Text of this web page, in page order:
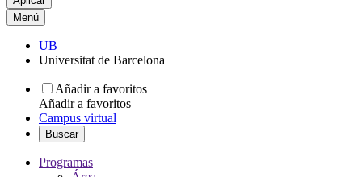
Menú
UB
Universitat de Barcelona
Añadir a favoritos
Añadir a favoritos
Campus virtual
Buscar
Programas